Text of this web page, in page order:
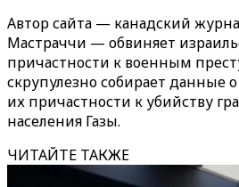
Автор сайта — канадский
Мастраччи — обвиняет
причастности к военным
скрупулезно собирает данные
их причастности к убийству
населения Газы.
ЧИТАЙТЕ ТАКЖЕ